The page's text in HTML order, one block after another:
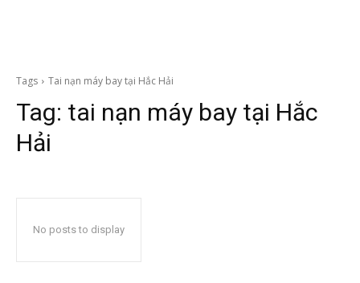
Tags Tai nạn máy bay tại Hắc Hải
Tag: tai nạn máy bay tại Hắc
Hải
No posts to display